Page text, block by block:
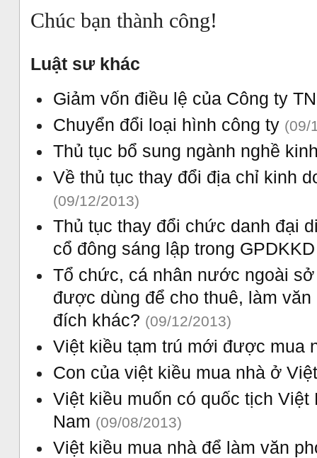
Chúc bạn thành công!
Luật sư khác
Giảm vốn điều lệ của Công ty
Chuyển đổi loại hình công ty (09/
Thủ tục bổ sung ngành nghề
Về thủ tục thay đổi địa chỉ kinh
(09/12/2013)
Thủ tục thay đổi chức danh đại
cổ đông sáng lập trong
Tổ chức, cá nhân nước ngoài
được dùng để cho thuê, làm
đích khác? (09/12/2013)
Việt kiều tạm trú mới được mua
Con của việt kiều mua nhà ở
Việt kiều muốn có quốc tịch
Nam (09/08/2013)
Việt kiều mua nhà để làm văn